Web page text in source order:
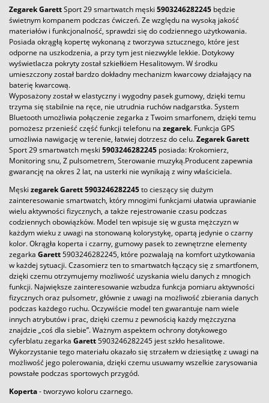
ZegarekGarettSport 29 smartwatch męski 5903246282245 będzie
świetnym kompanem podczas ćwiczeń. Ze względu na wysoką jakość
materiałów i funkcjonalność, sprawdzi się do codziennego użytkowania.
Posiada okrągłą kopertę wykonaną z tworzywa sztucznego, które jest
odporne na uszkodzenia, a przy tym jest niezwykle lekkie. Dotykowy
wyświetlacza pokryty został szkiełkiem Hesalitowym. W środku
umieszczony został bardzo dokładny mechanizm kwarcowy działający na
baterię kwarcową.
Wyposażony został w elastyczny i wygodny pasek gumowy, dzięki temu
trzyma się stabilnie na ręce, nie utrudnia ruchów nadgarstka. System
Bluetooth umożliwia połączenie zegarka z Twoim smarfonem, dzięki temu
pomożesz przenieść część funkcji telefonu na zegarek. Funkcja GPS
umożliwia nawigację w terenie, łatwiej dotrzesz do celu.ZegarekGarett
Sport 29 smartwatch męski 5903246282245 posiada: Krokomierz,
Monitoring snu, Z pulsometrem, Sterowanie muzyką.Producent zapewnia
gwarancję na okres 2 lat, na usterki nie wynikają z winy właściciela.
Męski zegarekGarett5903246282245to cieszący się dużym
zainteresowanie smartwatch, który mnogimi funkcjami ułatwia uprawianie
wielu aktywności fizycznych, a także rejestrowanie czasu podczas
codziennych obowiązków. Model ten wpisuje się w gusta mężczyzn w
każdym wieku z uwagi na stonowaną kolorystykę, opartą jedynie o czarny
kolor. Okrągła koperta i czarny, gumowy pasek to zewnętrzne elementy
zegarka Garett5903246282245, które pozwalają na komfort użytkowania
w każdej sytuacji. Czasomierz ten to smartwatch łączący się z smartfonem,
dzięki czemu otrzymujemy możliwość uzyskania wielu danych z mnogich
funkcji. Największe zainteresowanie wzbudza funkcja pomiaru aktywności
fizycznych oraz pulsometr, głównie z uwagi na możliwość zbierania danych
podczas każdego ruchu. Oczywiście model ten gwarantuje nam wiele
innych atrybutów i prac, dzięki czemu z pewnością każdy mężczyzna
znajdzie „coś dla siebie”. Ważnym aspektem ochrony dotykowego
cyferblatu zegarka Garett5903246282245 jest szkło hesalitowe.
Wykorzystanie tego materiału okazało się strzałem w dziesiątkę z uwagi na
możliwość jego polerowania, dzięki czemu usuwamy wszelkie zarysowania
powstałe podczas sportowych przygód.
Koperta- tworzywo koloru czarnego.